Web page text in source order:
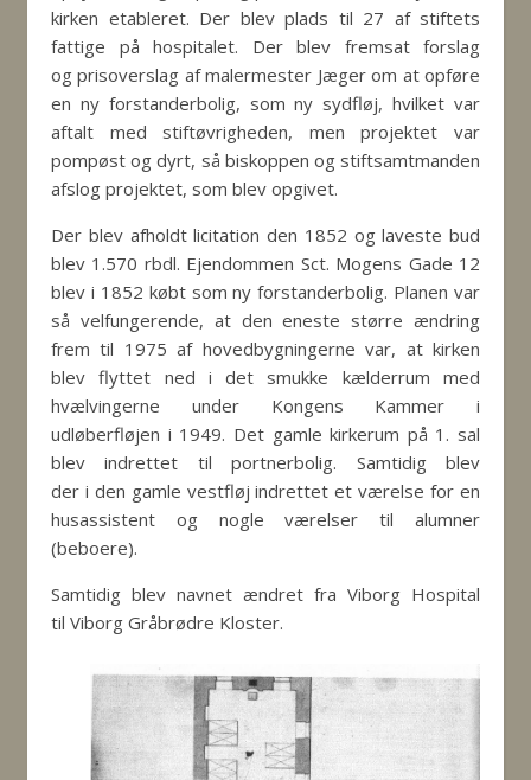
kirken etableret. Der blev plads til 27 af stiftets
fattige på hospitalet. Der blev fremsat forslag
og prisoverslag af malermester Jæger om at opføre
en ny forstanderbolig, som ny sydfløj, hvilket var
aftalt med stiftøvrigheden, men projektet var
pompøst og dyrt, så biskoppen og stiftsamtmanden
afslog projektet, som blev opgivet.
Der blev afholdt licitation den 1852 og laveste bud
blev 1.570 rbdl. Ejendommen Sct. Mogens Gade 12
blev i 1852 købt som ny forstanderbolig. Planen var
så velfungerende, at den eneste større ændring
frem til 1975 af hovedbygningerne var, at kirken
blev flyttet ned i det smukke kælderrum med
hvælvingerne under Kongens Kammer i
udløberfløjen i 1949. Det gamle kirkerum på 1. sal
blev indrettet til portnerbolig. Samtidig blev
der i den gamle vestfløj indrettet et værelse for en
husassistent og nogle værelser til alumner
(beboere).
Samtidig blev navnet ændret fra Viborg Hospital
til Viborg Gråbrødre Kloster.